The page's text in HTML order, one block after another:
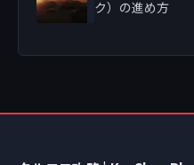
ク）の進め方